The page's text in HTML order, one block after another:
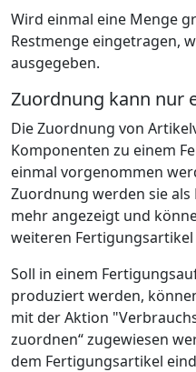
Wird einmal eine Menge
Restmenge eingetragen,
ausgegeben.
Zuordnung kann nur
Die Zuordnung von
Komponenten zu einem
einmal vorgenommen
Zuordnung werden sie
mehr angezeigt und
weiteren
Soll in einem
produziert werden,
mit der Aktion
zuordnen“ zugewiesen
dem Fertigungsartikel